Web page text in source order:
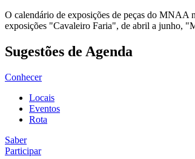
O calendário de exposições de peças do MNAA
exposições "Cavaleiro Faria", de abril a junho,
Sugestões de Agenda
Conhecer
Locais
Eventos
Rota
Saber
Participar